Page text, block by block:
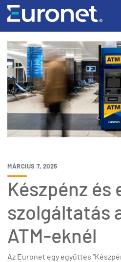
MÁRCIUS 7, 2025
Készpénz és
szolgáltatás
ATM-eknél
Az Euronet egy együttes